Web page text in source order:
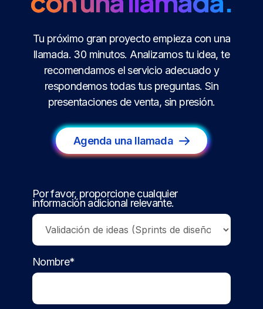
Tu próximo gran proyecto empieza con una
llamada. 30 minutos. Analizamos tu idea, te
recomendamos el servicio adecuado y
respondemos todas tus preguntas. Sin
presentaciones de venta, sin presión.
Agenda una llamada
Por favor, proporcione cualquier
información adicional relevante.
Nombre*